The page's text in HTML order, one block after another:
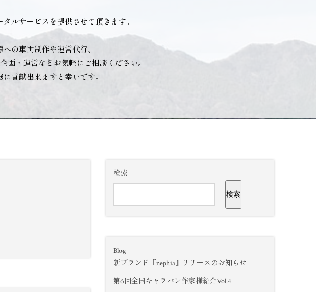
ルサービスを提供させて頂きます。
の車両制作や運営代行、
・運営などお気軽にご相談ください。
貢献出来ますと幸いです。
検索
検索
Blog
新ブランド『nephia』リリースのお知らせ
第6回全国キャラバン作家様紹介Vol.4